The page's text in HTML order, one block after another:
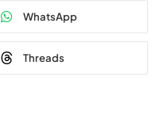
WhatsApp
Threads